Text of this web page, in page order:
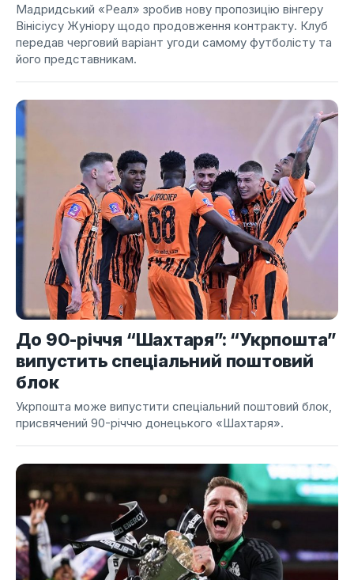
Мадридський «Реал» зробив нову пропозицію вінгеру
Вінісіусу Жуніору щодо продовження контракту. Клуб
передав черговий варіант угоди самому футболісту та
його представникам.
До 90-річчя “Шахтаря”: “Укрпошта”
випустить спеціальний поштовий
блок
Укрпошта може випустити спеціальний поштовий блок,
присвячений 90-річчю донецького «Шахтаря».